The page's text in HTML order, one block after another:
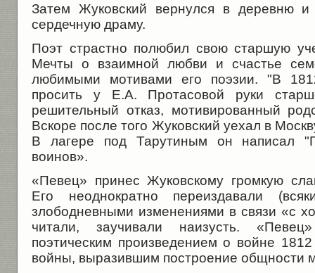
Затем Жуковский вернулся в деревню
сердечную драму.
Поэт страстно полюбил свою старшую
Мечты о взаимной любви и счастье
любимыми мотивами его поэзии. "В
просить у Е.А. Протасовой руки
решительный отказ, мотивированный
Вскоре после того Жуковский уехал в
В лагере под Тарутиным он написал
воинов».
«Певец» принес Жуковскому громкую
Его неоднократно переиздавали
злободневными изменениями в связи «с
читали, заучивали наизусть.
поэтическим произведением о войне
войны, выразившим построение общности